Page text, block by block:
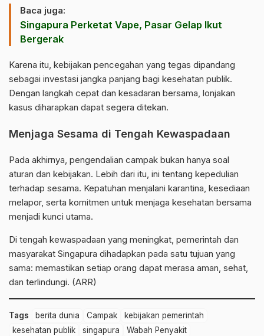
Baca juga:
Singapura Perketat Vape, Pasar Gelap Ikut
Bergerak
Karena itu, kebijakan pencegahan yang tegas dipandang
sebagai investasi jangka panjang bagi kesehatan publik.
Dengan langkah cepat dan kesadaran bersama, lonjakan
kasus diharapkan dapat segera ditekan.
Menjaga Sesama di Tengah Kewaspadaan
Pada akhirnya, pengendalian campak bukan hanya soal
aturan dan kebijakan. Lebih dari itu, ini tentang kepedulian
terhadap sesama. Kepatuhan menjalani karantina, kesediaan
melapor, serta komitmen untuk menjaga kesehatan bersama
menjadi kunci utama.
Di tengah kewaspadaan yang meningkat, pemerintah dan
masyarakat Singapura dihadapkan pada satu tujuan yang
sama: memastikan setiap orang dapat merasa aman, sehat,
dan terlindungi. (ARR)
Tags berita dunia Campak
kebijakan pemerintah
kesehatan publik
singapura Wabah Penyakit